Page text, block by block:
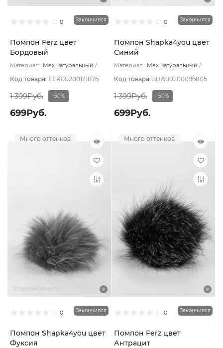
0 Закончился
Помпон Ferz цвет
Бордовый
Материал : Мех натуральный
Код товара: FER00200121876
1 399Руб. -50%
699Руб.
0 Закончился
Помпон Shapka4you цвет
Синий
Материал : Мех натуральный
Код товара: SHA00200096805
1 399Руб. -50%
699Руб.
Много оттенков
0 Закончился
Помпон Shapka4you цвет
Фуксия
Много оттенков
0 Закончился
Помпон Ferz цвет
Антрацит